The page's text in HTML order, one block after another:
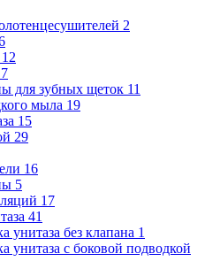
2
12
7
для зубных щеток 11
мыла 19
15
29
16
5
17
41
унитаза без клапана 1
унитаза с боковой подводкой